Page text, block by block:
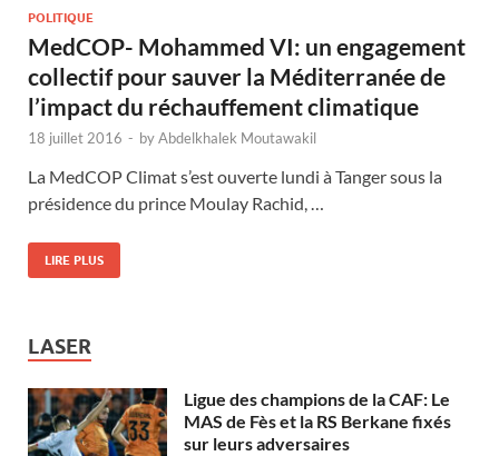
POLITIQUE
MedCOP- Mohammed VI: un engagement
collectif pour sauver la Méditerranée de
l’impact du réchauffement climatique
18 juillet 2016 - byAbdelkhalek Moutawakil
La MedCOP Climat s’est ouverte lundi à Tanger sous la
présidence du prince Moulay Rachid, …
LIRE PLUS
LASER
Ligue des champions de la CAF: Le
MAS de Fès et la RS Berkane fixés
sur leurs adversaires